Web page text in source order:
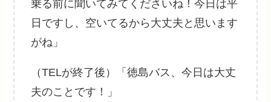
乗る前に聞いてみてくださいね！今日は平
日ですし、空いてるから大丈夫と思います
がね」
（TELが終了後）「徳島バス、今日は大丈
夫のことです！」